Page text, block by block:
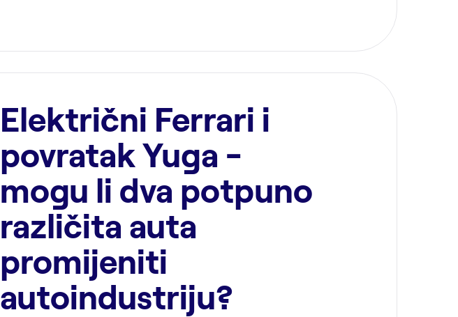
Električni Ferrari i
povratak Yuga -
mogu li dva potpuno
različita auta
promijeniti
autoindustriju?